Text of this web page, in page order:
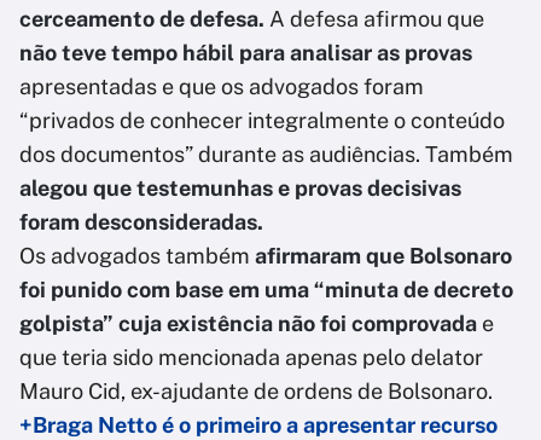
cerceamento de defesa. A defesa afirmou que
não teve tempo hábil para analisar as provas
apresentadas e que os advogados foram
“privados de conhecer integralmente o conteúdo
dos documentos” durante as audiências. Também
alegou que testemunhas e provas decisivas
foram desconsideradas.
Os advogados também afirmaram que Bolsonaro
foi punido com base em uma “minuta de decreto
golpista” cuja existência não foi comprovada e
que teria sido mencionada apenas pelo delator
Mauro Cid, ex-ajudante de ordens de Bolsonaro.
+Braga Netto é o primeiro a apresentar recurso